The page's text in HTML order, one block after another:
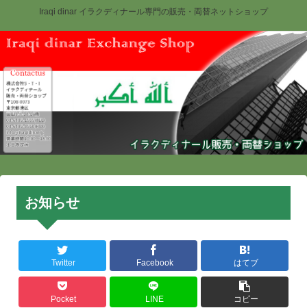
Iraqi dinar イラクディナール専門の販売・両替ネットショップ
お知らせ
Twitter Facebook はてブ
Pocket LINE コピー